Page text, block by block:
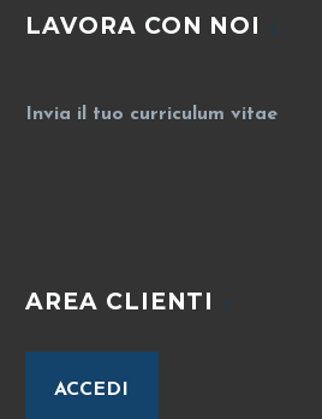
LAVORA CON NOI
Invia il tuo curriculum vitae
AREA CLIENTI
ACCEDI